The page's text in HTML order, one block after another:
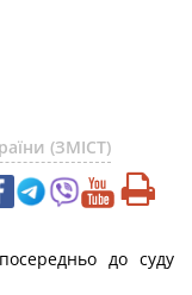
(ЗМІСТ)
до суду